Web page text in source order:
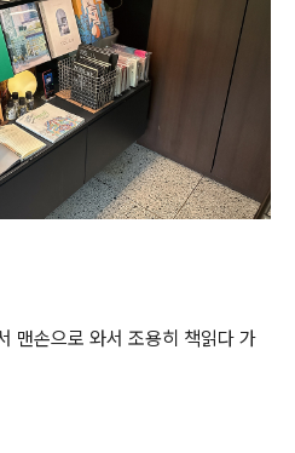
맨손으로 와서 조용히 책읽다 가